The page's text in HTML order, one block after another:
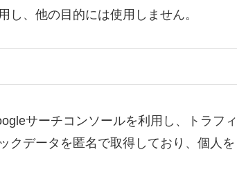
、他の目的には使用しません。
サーチコンソールを利用し、トラフィ
クデータを匿名で取得しており、個人を